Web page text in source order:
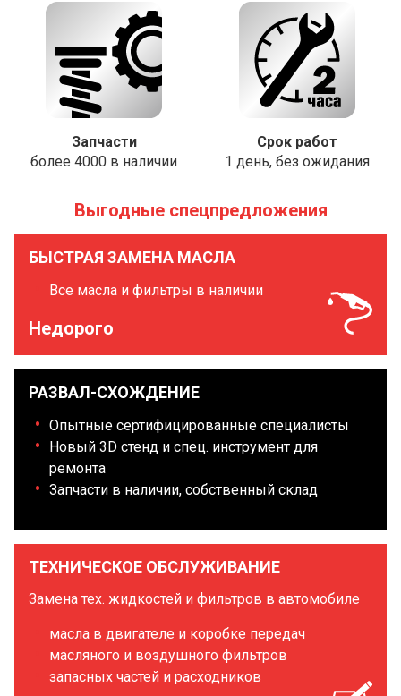
Запчасти
более 4000 в наличии
Срок работ
1 день, без ожидания
Выгодные спецпредложения
БЫСТРАЯ ЗАМЕНА МАСЛА
Все масла и фильтры в наличии
Недорого
РАЗВАЛ-СХОЖДЕНИЕ
Опытные сертифицированные специалисты
Новый 3D стенд и спец. инструмент для
ремонта
Запчасти в наличии, собственный склад
ТЕХНИЧЕСКОЕ ОБСЛУЖИВАНИЕ
Замена тех. жидкостей и фильтров в автомобиле
масла в двигателе и коробке передач
масляного и воздушного фильтров
запасных частей и расходников